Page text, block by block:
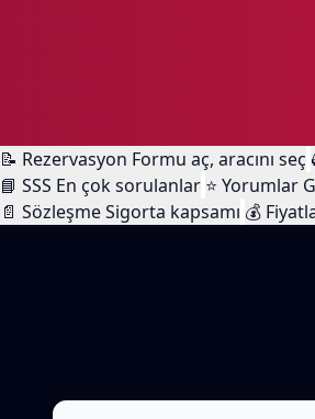
📝 Rezervasyon Formu aç, aracını seç
📘 SSS En çok sorulanlar ⭐ Yorumlar
📄 SözleşmeSigorta kapsamı 💰